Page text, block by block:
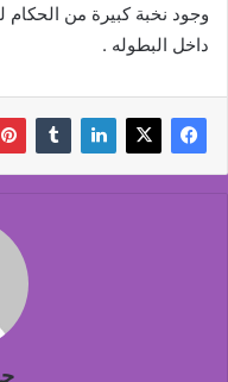
وجود نخبة كبيرة من
داخل البطوله .